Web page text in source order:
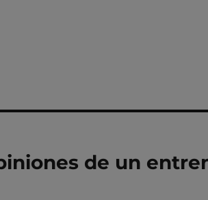
de un